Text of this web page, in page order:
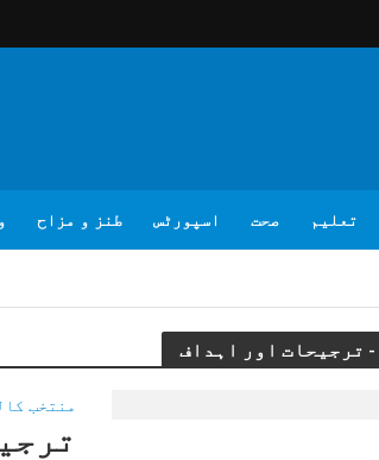
تعلیم صحت اسپورٹس طنز و مزاح
منتخب